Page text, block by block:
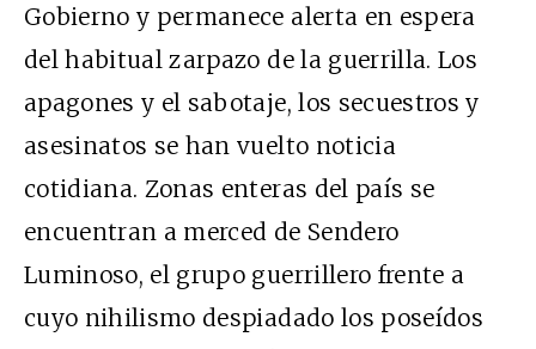
Gobierno y permanece alerta en espera
del habitual zarpazo de la guerrilla. Los
apagones y el sabotaje, los secuestros y
asesinatos se han vuelto noticia
cotidiana. Zonas enteras del país se
encuentran a merced de Sendero
Luminoso, el grupo guerrillero frente a
cuyo nihilismo despiadado los poseídos